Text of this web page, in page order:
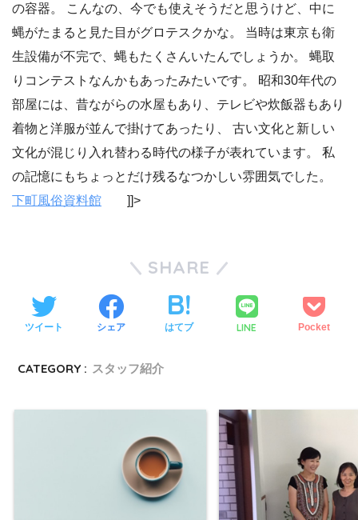
の容器。 こんなの、今でも使えそうだと思うけど、中に
蝿がたまると見た目がグロテスクかな。 当時は東京も衛
生設備が不完で、蝿もたくさんいたんでしょうか。 蝿取
りコンテストなんかもあったみたいです。 昭和30年代の
部屋には、昔ながらの水屋もあり、テレビや炊飯器もあり
着物と洋服が並んで掛けてあったり、 古い文化と新しい
文化が混じり入れ替わる時代の様子が表れています。 私
の記憶にもちょっとだけ残るなつかしい雰囲気でした。
下町風俗資料館 ]]>
SHARE
ツイート シェア はてブ LINE Pocket
CATEGORY : スタッフ紹介